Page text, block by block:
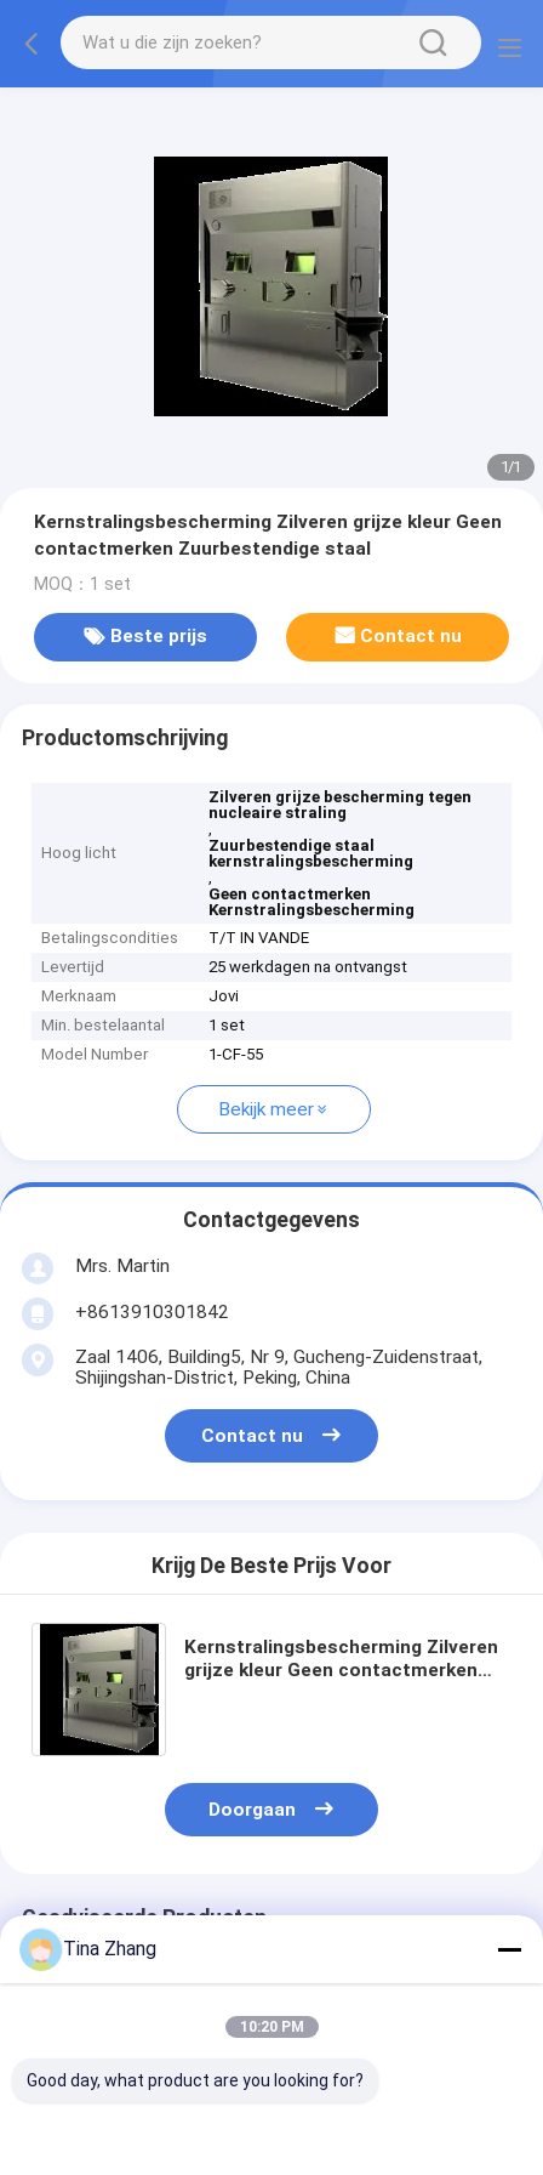
1/1
Kernstralingsbescherming Zilveren grijze kleur Geen
contactmerken Zuurbestendige staal
MOQ：1 set
Beste prijs Contact nu
Productomschrijving
Hoog licht
Zilveren grijze bescherming tegen
nucleaire straling
,
Zuurbestendige staal
kernstralingsbescherming
,
Geen contactmerken
Kernstralingsbescherming
Betalingscondities
T/T IN VANDE
Levertijd
25 werkdagen na ontvangst
Merknaam
Jovi
Min. bestelaantal
1 set
Model Number
1-CF-55
Bekijk meer
Contactgegevens
Mrs. Martin
+8613910301842
Zaal 1406, Building5, Nr 9, Gucheng-Zuidenstraat,
Shijingshan-District, Peking, China
Contact nu
Krijg De Beste Prijs Voor
Kernstralingsbescherming Zilveren
grijze kleur Geen contactmerken
Doorgaan
Geadviseerde Producten
Tina Zhang
10:20 PM
Good day, what product are you looking for?